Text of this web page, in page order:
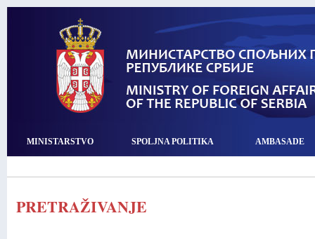
MINISTARSTVO SPOLJNA POLITIKA AMBASADE
PRETRAŽIVANJE